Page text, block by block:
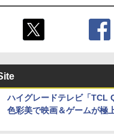
ハイグレードテレビ「TCL
色彩美で映画＆ゲームが極